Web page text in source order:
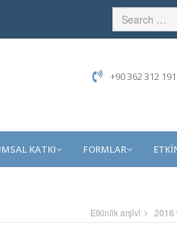
+90 362 312
KATKI FORMLAR
Etki̇nli̇k arşi̇vi̇ 2016